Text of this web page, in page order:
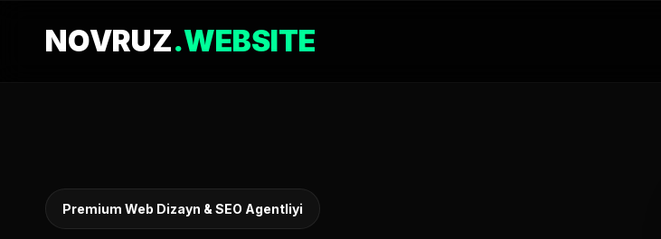
NOVRUZ.WEBSITE
Premium Web Dizayn & SEO Agentliyi